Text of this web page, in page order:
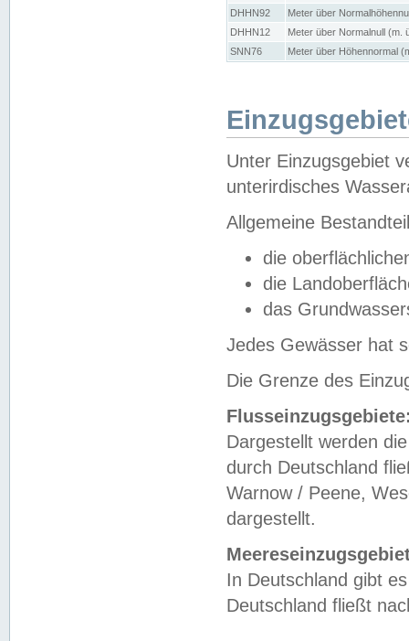
DHHN92
Meter über
DHHN12
Meter über Normalnull (m.
SNN76
Meter über Höhennormal
Unter Einzugsgebiet
unterirdisches
Allgemeine
die
die
das
Jedes Gewässer hat
Die Grenze des
Dargestellt werden
durch Deutschland
Warnow / Peene,
dargestellt.
In Deutschland gibt
Deutschland fließt